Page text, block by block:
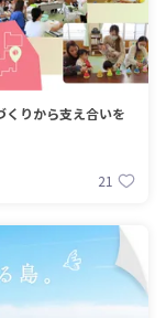
くりから支え合いを
21